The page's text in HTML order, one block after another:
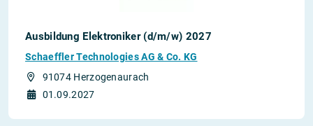
Ausbildung Elektroniker (d/m/w) 2027
Schaeffler Technologies AG & Co. KG
91074 Herzogenaurach
01.09.2027